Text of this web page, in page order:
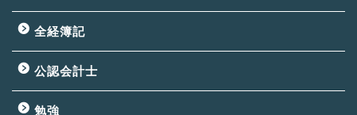
全経簿記
公認会計士
勉強